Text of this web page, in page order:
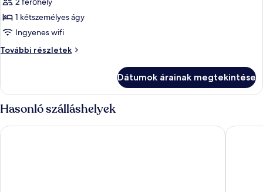
összes
képének
megtekintése:
Stúdió,
erkély
Only)
1 kétszemélyes ágy
Ingyenes wifi
További részletek
Stúdió,
további
részletei
Dátumok árainak megtekintése
Hasonló szálláshelyek
Garden of Eden Complex Sandy